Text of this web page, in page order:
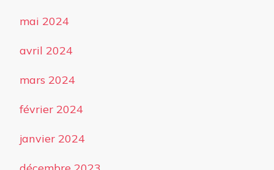
mai 2024
avril 2024
mars 2024
février 2024
janvier 2024